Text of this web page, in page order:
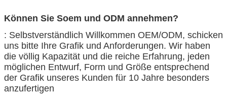
Können Sie Soem und ODM annehmen?
: Selbstverständlich Willkommen OEM/ODM, schicken
uns bitte Ihre Grafik und Anforderungen. Wir haben
die völlig Kapazität und die reiche Erfahrung, jeden
möglichen Entwurf, Form und Größe entsprechend
der Grafik unseres Kunden für 10 Jahre besonders
anzufertigen